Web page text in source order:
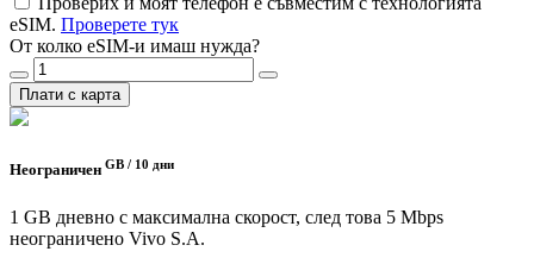
eSIM. Проверете тук
От колко eSIM-и имаш нужда?
Плати с карта
Неограничен GB / 10 дни
1 GB дневно с максимална скорост, след това 5 Mbps
неограничено Vivo S.A.